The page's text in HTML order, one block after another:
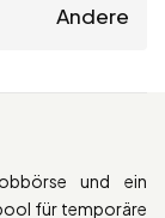
Andere
und ein
für temporäre